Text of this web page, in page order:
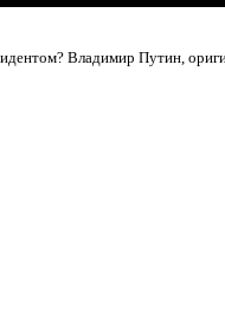
Владимир Путин,